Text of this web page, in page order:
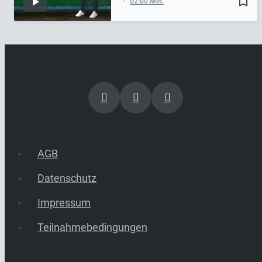
AGB
Datenschutz
Impressum
Teilnahmebedingungen